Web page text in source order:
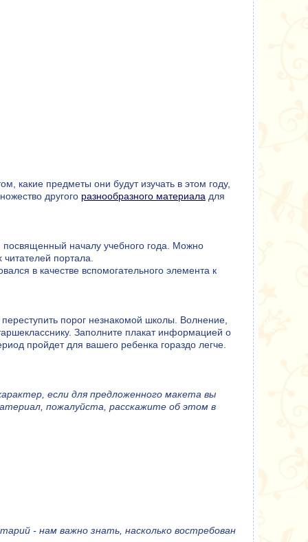
какие предметы они будут изучать в этом году,
другого разнообразного материала для
посвященный началу учебного года. Можно
читателей портала.
в качестве вспомогательного элемента к
порог незнакомой школы. Волнение,
Заполните плакат информацией о
пройдет для вашего ребенка гораздо легче.
если для предложенного макета вы
пожалуйста, расскажите об этом в
- нам важно знать, насколько востребован